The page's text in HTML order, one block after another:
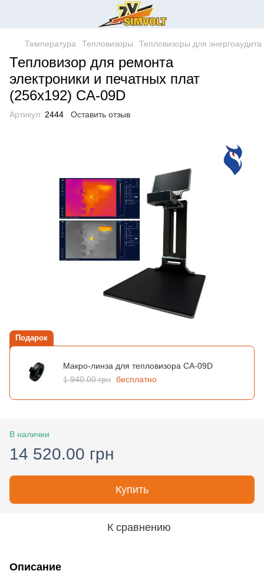
Температура Тепловизоры Тепловизоры для энергоаудита
Тепловизор для ремонта
электроники и печатных плат
(256x192) CA-09D
Артикул: 2444 Оставить отзыв
Подарок
Макро-линза для тепловизора CA-09D
1 940.00 грн бесплатно
В наличии
14 520.00 грн
Купить
К сравнению
Описание